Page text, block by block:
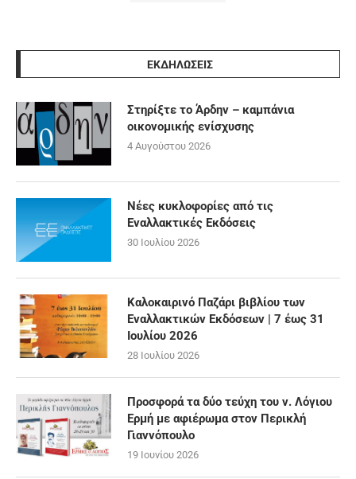
ΕΚΔΗΛΩΣΕΙΣ
Στηρίξτε το Άρδην – καμπάνια
οικονομικής ενίσχυσης
4 Αυγούστου 2026
Νέες κυκλοφορίες από τις
Εναλλακτικές Εκδόσεις
30 Ιουλίου 2026
Καλοκαιρινό Παζάρι βιβλίου των
Εναλλακτικών Εκδόσεων | 7 έως 31
Ιουλίου 2026
28 Ιουλίου 2026
Προσφορά τα δύο τεύχη του ν. Λόγιου
Ερμή με αφιέρωμα στον Περικλή
Γιαννόπουλο
19 Ιουνίου 2026